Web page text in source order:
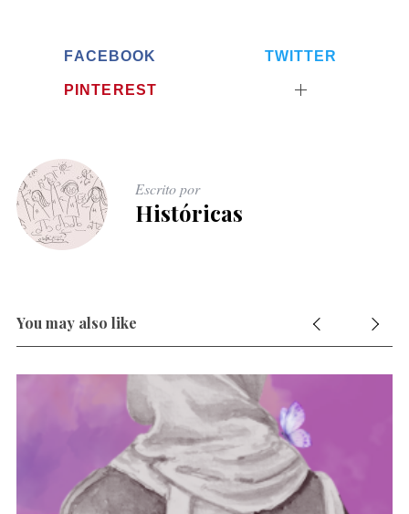
FACEBOOK TWITTER
PINTEREST
Escrito por
Históricas
You may also like